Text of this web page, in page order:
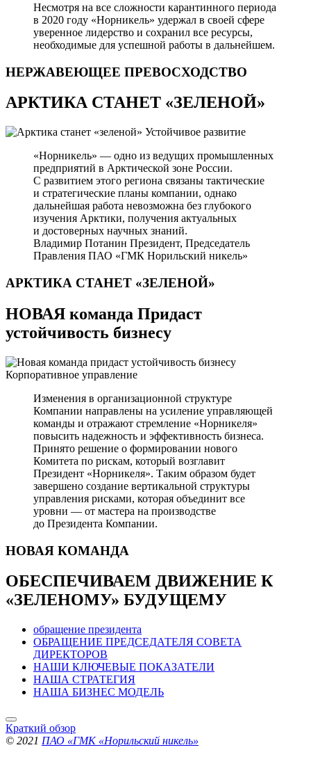
Несмотря на все сложности карантинного периода
в 2020 году «Норникель» удержал в своей сфере
уверенное лидерство и сохранил все ресурсы,
необходимые для успешной работы в дальнейшем.
НЕРЖАВЕЮЩЕЕ ПРЕВОСХОДСТВО
АРКТИКА СТАНЕТ «ЗЕЛЕНОЙ»
Устойчивое развитие
«Норникель» — одно из ведущих промышленных
предприятий в Арктической зоне России.
С развитием этого региона связаны тактические
и стратегические планы компании, однако
дальнейшая работа невозможна без глубокого
изучения Арктики, получения актуальных
и достоверных научных знаний.
Владимир Потанин Президент, Председатель
Правления ПАО «ГМК Норильский никель»
АРКТИКА СТАНЕТ «ЗЕЛЕНОЙ»
НОВАЯ команда Придаст
устойчивость бизнесу
Корпоративное управление
Изменения в организационной структуре
Компании направлены на усиление управляющей
команды и отражают стремление «Норникеля»
повысить надежность и эффективность бизнеса.
Принято решение о формировании нового
Комитета по рискам, который возглавит
Президент «Норникеля». Таким образом будет
завершено создание вертикальной структуры
управления рисками, которая объединит все
уровни — от мастера на производстве
до Президента Компании.
НОВАЯ КОМАНДА
ОБЕСПЕЧИВАЕМ ДВИЖЕНИЕ К
«ЗЕЛЕНОМУ» БУДУЩЕМУ
обращение президента
ОБРАЩЕНИЕ ПРЕДСЕДАТЕЛЯ СОВЕТА
ДИРЕКТОРОВ
НАШИ КЛЮЧЕВЫЕ ПОКАЗАТЕЛИ
НАША СТРАТЕГИЯ
НАША БИЗНЕС МОДЕЛЬ
Краткий обзор
© 2021 ПАО «ГМК «Норильский никель»